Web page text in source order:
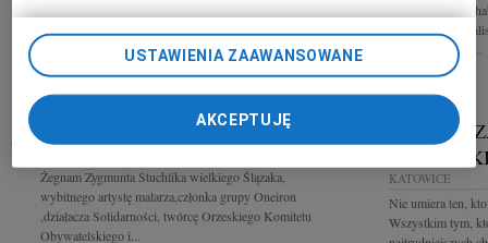
Kondolencje dla Rodziny i Jego Bliskich Janusz
Gluza
śmierci Prof. dr.
wybitnego
wkład w rozwój...
ZYGMUNT STUCHLIK
21.01.2025
Żegnam Zygmunta Stuchlika wielkiego Ślązaka,
wybitnego artystę malarza,członka grupy Oneiron
,działacza Solidarności, twórcę Orzeskiego Komitetu
Obywatelskiego i...
KATOWICE
Nie umiera ten,
Wszystkim tym,
USTAWIENIA ZAAWANSOWANE
AKCEPTUJĘ